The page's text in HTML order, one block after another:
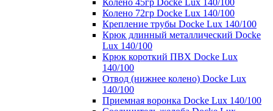
Колено 45гр Docke Lux 140/100
Колено 72гр Docke Lux 140/100
Крепление трубы Docke Lux 140/100
Крюк длинный металлический Docke
Lux 140/100
Крюк короткий ПВХ Docke Lux
140/100
Отвод (нижнее колено) Docke Lux
140/100
Приемная воронка Docke Lux 140/100